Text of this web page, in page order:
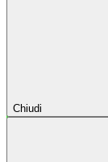
Chiudi